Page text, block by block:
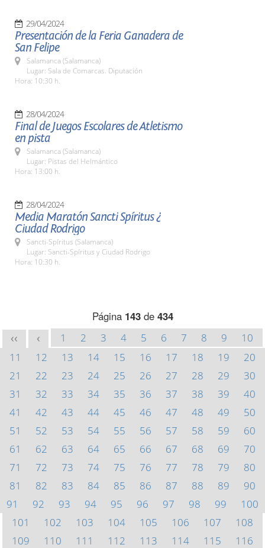
29/04/2024
Presentación de la Feria Ganadera de
San Felipe
Salamanca (Salamanca)
Lugar: Sala de Comarcas. Diputación
Hora: 10:30 h.
28/04/2024
Final de Juegos Escolares de Atletismo
en pista
Salamanca (Salamanca)
Lugar: Pistas del Helmántico
Hora: 13:00 h.
28/04/2024
Media Maratón Sancti Spíritus ¿
Ciudad Rodrigo
Sancti-Spíritus (Salamanca)
Lugar: Sancti-Spíritus y Ciudad Rodrigo
Hora: 10:30 h.
Página 143de 434
<< < 1 2 3 4 5 6 7 8 9
10
11
12 13 14 15 16 17 18 19
20
21
22 23 24 25 26 27 28 29
30
31
32 33 34 35 36 37 38 39
40
41
42 43 44 45 46 47 48 49
50
51
52 53 54 55 56 57 58 59
60
61
62 63 64 65 66 67 68 69
70
71
72 73 74 75 76 77 78 79
80
81
82 83 84 85 86 87 88 89
90
91
92 93 94 95 96 97 98 99
100
101
102 103 104 105 106 107
108
109
110 111 112 113 114 115
116